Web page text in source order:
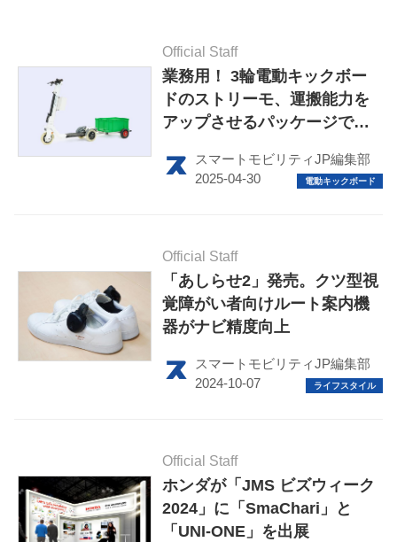
EV
電動バイク
電動キックボード
テクノロジー
このメディアについて
Official Staff
業務用！ 3輪電動キックボー
ドのストリーモ、運搬能力を
アップさせるパッケージで販
スマートモビリティJP編集部
Official Staff
「あしらせ2」発売。クツ型視
覚障がい者向けルート案内機
器がナビ精度向上
スマートモビリティJP編集部
Official Staff
ホンダが「JMS ビズウィーク
2024」に「SmaChari」と
「UNI-ONE」を出展